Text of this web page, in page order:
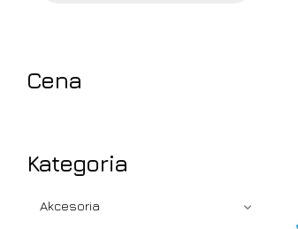
Cena
Kategoria
Akcesoria